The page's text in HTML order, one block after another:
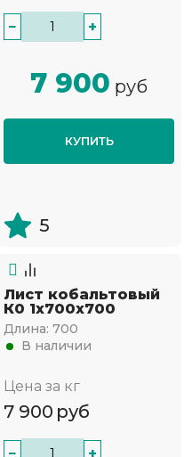
− +
7 900 руб
КУПИТЬ
5
Лист кобальтовый
К0 1x700x700
Длина: 700
В наличии
Цена за кг
7 900 руб